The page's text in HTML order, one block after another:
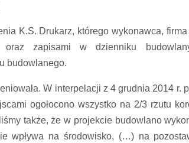
K.S. Drukarz, którego wykonawca,
zapisami w dzienniku
budowlanego.
W interpelacji z 4 grudnia 2014 r.
ogołocono wszystko na 2/3 rzutu
także, że w projekcie budowlano
wpływa na środowisko, (…) na